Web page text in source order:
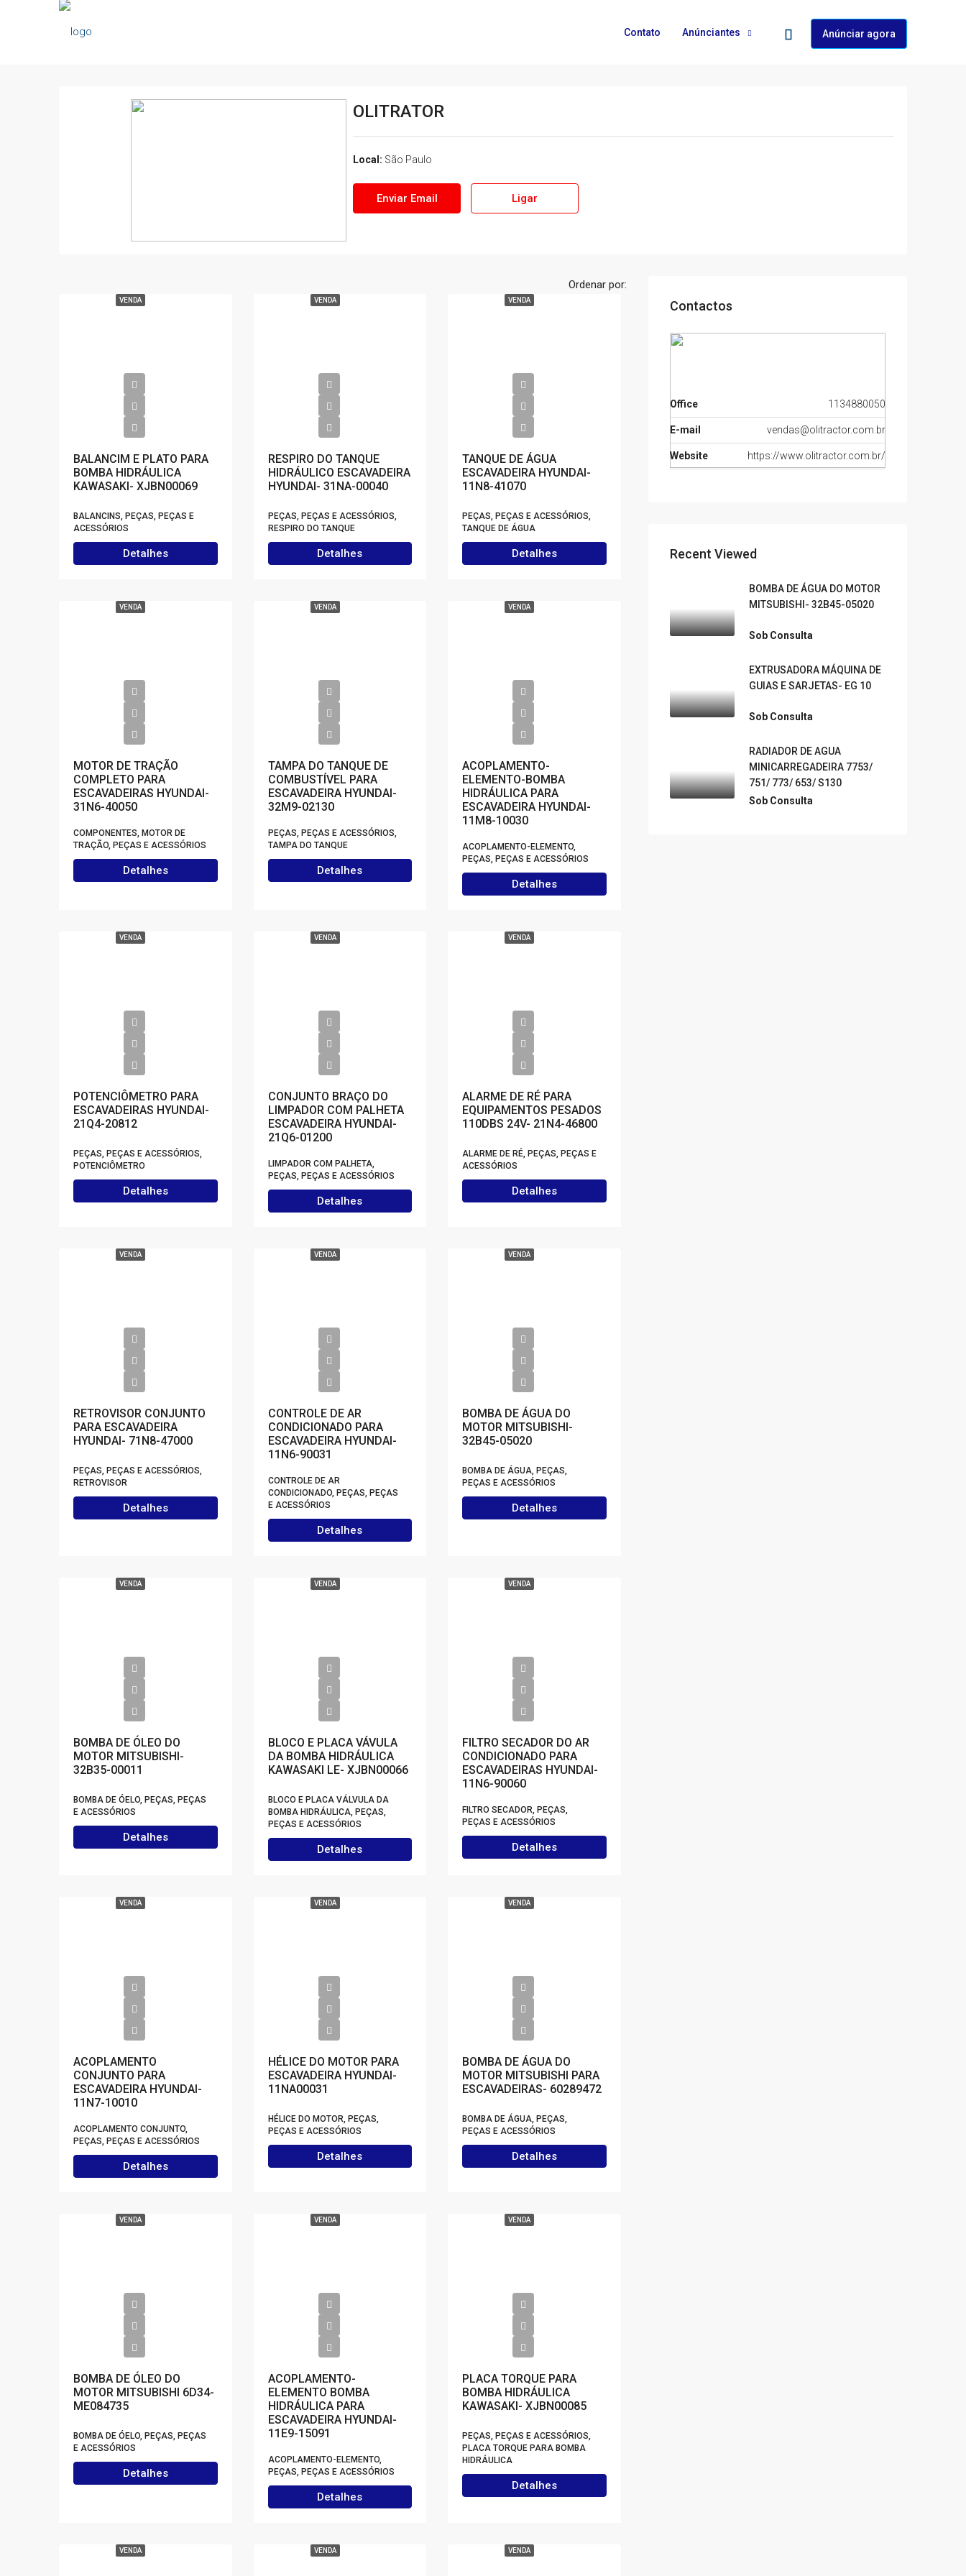
Contato Anúnciantes Anúnciar agora
OLITRATOR
Local: São Paulo
Enviar Email Ligar
Ordenar por:
VENDA
BALANCIM E PLATO PARA
BOMBA HIDRÁULICA
KAWASAKI- XJBN00069
BALANCINS, PEÇAS, PEÇAS E
ACESSÓRIOS
Detalhes
VENDA
RESPIRO DO TANQUE
HIDRÁULICO ESCAVADEIRA
HYUNDAI- 31NA-00040
PEÇAS, PEÇAS E ACESSÓRIOS,
RESPIRO DO TANQUE
Detalhes
VENDA
TANQUE DE ÁGUA
ESCAVADEIRA HYUNDAI-
11N8-41070
PEÇAS, PEÇAS E ACESSÓRIOS,
TANQUE DE ÁGUA
Detalhes
VENDA
MOTOR DE TRAÇÃO
COMPLETO PARA
ESCAVADEIRAS HYUNDAI-
31N6-40050
COMPONENTES, MOTOR DE
TRAÇÃO, PEÇAS E ACESSÓRIOS
Detalhes
VENDA
TAMPA DO TANQUE DE
COMBUSTÍVEL PARA
ESCAVADEIRA HYUNDAI-
32M9-02130
PEÇAS, PEÇAS E ACESSÓRIOS,
TAMPA DO TANQUE
Detalhes
VENDA
ACOPLAMENTO-
ELEMENTO-BOMBA
HIDRÁULICA PARA
ESCAVADEIRA HYUNDAI-
11M8-10030
ACOPLAMENTO-ELEMENTO,
PEÇAS, PEÇAS E ACESSÓRIOS
Detalhes
VENDA
POTENCIÔMETRO PARA
ESCAVADEIRAS HYUNDAI-
21Q4-20812
PEÇAS, PEÇAS E ACESSÓRIOS,
POTENCIÔMETRO
Detalhes
VENDA
CONJUNTO BRAÇO DO
LIMPADOR COM PALHETA
ESCAVADEIRA HYUNDAI-
21Q6-01200
LIMPADOR COM PALHETA,
PEÇAS, PEÇAS E ACESSÓRIOS
Detalhes
VENDA
ALARME DE RÉ PARA
EQUIPAMENTOS PESADOS
110DBS 24V- 21N4-46800
ALARME DE RÉ, PEÇAS, PEÇAS E
ACESSÓRIOS
Detalhes
VENDA
RETROVISOR CONJUNTO
PARA ESCAVADEIRA
HYUNDAI- 71N8-47000
PEÇAS, PEÇAS E ACESSÓRIOS,
RETROVISOR
Detalhes
VENDA
CONTROLE DE AR
CONDICIONADO PARA
ESCAVADEIRA HYUNDAI-
11N6-90031
CONTROLE DE AR
CONDICIONADO, PEÇAS, PEÇAS
E ACESSÓRIOS
Detalhes
VENDA
BOMBA DE ÁGUA DO
MOTOR MITSUBISHI-
32B45-05020
BOMBA DE ÁGUA, PEÇAS,
PEÇAS E ACESSÓRIOS
Detalhes
VENDA
BOMBA DE ÓLEO DO
MOTOR MITSUBISHI-
32B35-00011
BOMBA DE ÓELO, PEÇAS, PEÇAS
E ACESSÓRIOS
Detalhes
VENDA
BLOCO E PLACA VÁVULA
DA BOMBA HIDRÁULICA
KAWASAKI LE- XJBN00066
BLOCO E PLACA VÁLVULA DA
BOMBA HIDRÁULICA, PEÇAS,
PEÇAS E ACESSÓRIOS
Detalhes
VENDA
FILTRO SECADOR DO AR
CONDICIONADO PARA
ESCAVADEIRAS HYUNDAI-
11N6-90060
FILTRO SECADOR, PEÇAS,
PEÇAS E ACESSÓRIOS
Detalhes
VENDA
ACOPLAMENTO
CONJUNTO PARA
ESCAVADEIRA HYUNDAI-
11N7-10010
ACOPLAMENTO CONJUNTO,
PEÇAS, PEÇAS E ACESSÓRIOS
Detalhes
VENDA
HÉLICE DO MOTOR PARA
ESCAVADEIRA HYUNDAI-
11NA00031
HÉLICE DO MOTOR, PEÇAS,
PEÇAS E ACESSÓRIOS
Detalhes
VENDA
BOMBA DE ÁGUA DO
MOTOR MITSUBISHI PARA
ESCAVADEIRAS- 60289472
BOMBA DE ÁGUA, PEÇAS,
PEÇAS E ACESSÓRIOS
Detalhes
VENDA
BOMBA DE ÓLEO DO
MOTOR MITSUBISHI 6D34-
ME084735
BOMBA DE ÓELO, PEÇAS, PEÇAS
E ACESSÓRIOS
Detalhes
VENDA
ACOPLAMENTO-
ELEMENTO BOMBA
HIDRÁULICA PARA
ESCAVADEIRA HYUNDAI-
11E9-15091
ACOPLAMENTO-ELEMENTO,
PEÇAS, PEÇAS E ACESSÓRIOS
Detalhes
VENDA
PLACA TORQUE PARA
BOMBA HIDRÁULICA
KAWASAKI- XJBN00085
PEÇAS, PEÇAS E ACESSÓRIOS,
PLACA TORQUE PARA BOMBA
HIDRÁULICA
Detalhes
VENDA VENDA VENDA
Contactos
Office 1134880050
E-mail vendas@olitractor.com.br
Website https://www.olitractor.com.br/
Recent Viewed
BOMBA DE ÁGUA DO MOTOR
MITSUBISHI- 32B45-05020
Sob Consulta
EXTRUSADORA MÁQUINA DE
GUIAS E SARJETAS- EG 10
Sob Consulta
RADIADOR DE AGUA
MINICARREGADEIRA 7753/
751/ 773/ 653/ S130
Sob Consulta